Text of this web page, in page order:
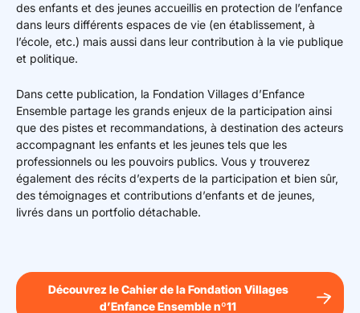
des enfants et des jeunes accueillis en protection de l’enfance
dans leurs différents espaces de vie (en établissement, à
l’école, etc.) mais aussi dans leur contribution à la vie publique
et politique.
Dans cette publication, la Fondation Villages d’Enfance
Ensemble partage les grands enjeux de la participation ainsi
que des pistes et recommandations, à destination des acteurs
accompagnant les enfants et les jeunes tels que les
professionnels ou les pouvoirs publics. Vous y trouverez
également des récits d’experts de la participation et bien sûr,
des témoignages et contributions d’enfants et de jeunes,
livrés dans un portfolio détachable.
Découvrez le Cahier de la Fondation Villages
d’Enfance Ensemble nº11